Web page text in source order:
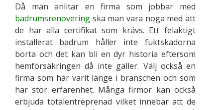
Då man anlitar en firma som jobbar med
badrumsrenovering ska man vara noga med att
de har alla certifikat som krävs. Ett felaktigt
installerat badrum håller inte fuktskadorna
borta och det kan bli en dyr historia eftersom
hemförsäkringen då inte gäller. Välj också en
firma som har varit länge i branschen och som
har stor erfarenhet. Många firmor kan också
erbjuda totalentreprenad vilket innebär att de